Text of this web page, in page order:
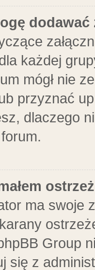
dodawać
każdej
mógł nie
przyznać
dlaczego
ma swoje
Group
się z